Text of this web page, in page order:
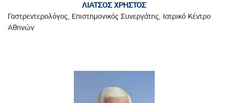
ΛΙΑΤΣΟΣ ΧΡΗΣΤΟΣ
Γαστρεντερολόγος, Επιστημονικός Συνεργάτης, Ιατρικό Κέντρο
Αθηνών